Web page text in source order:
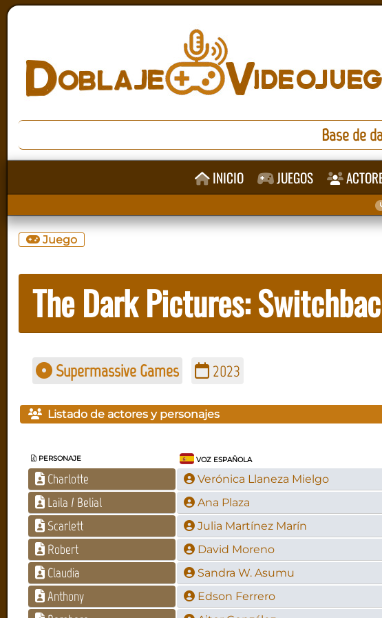
Base de
INICIO JUEGOS
Juego
The Dark Pictures:
Supermassive Games 2023
Listado de actores y personajes
PERSONAJE VOZ ESPAÑOLA
Charlotte Verónica Llaneza Mielgo
Laila / Belial Ana Plaza
Scarlett Julia Martínez Marín
Robert David Moreno
Claudia Sandra W. Asumu
Anthony Edson Ferrero